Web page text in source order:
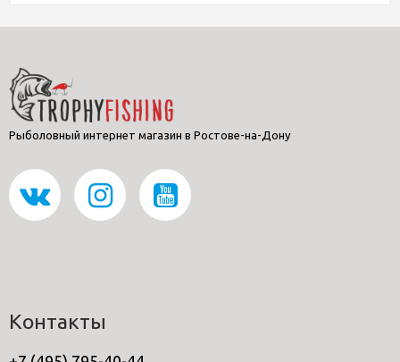
Рыболовный интернет магазин в Ростове-на-Дону
Контакты